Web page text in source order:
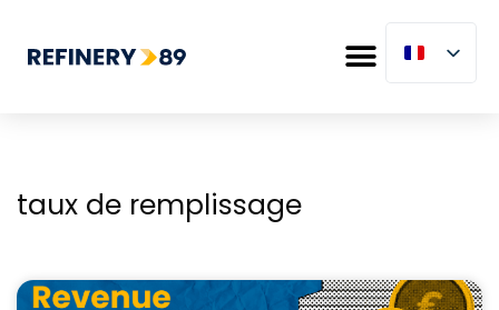
taux de remplissage